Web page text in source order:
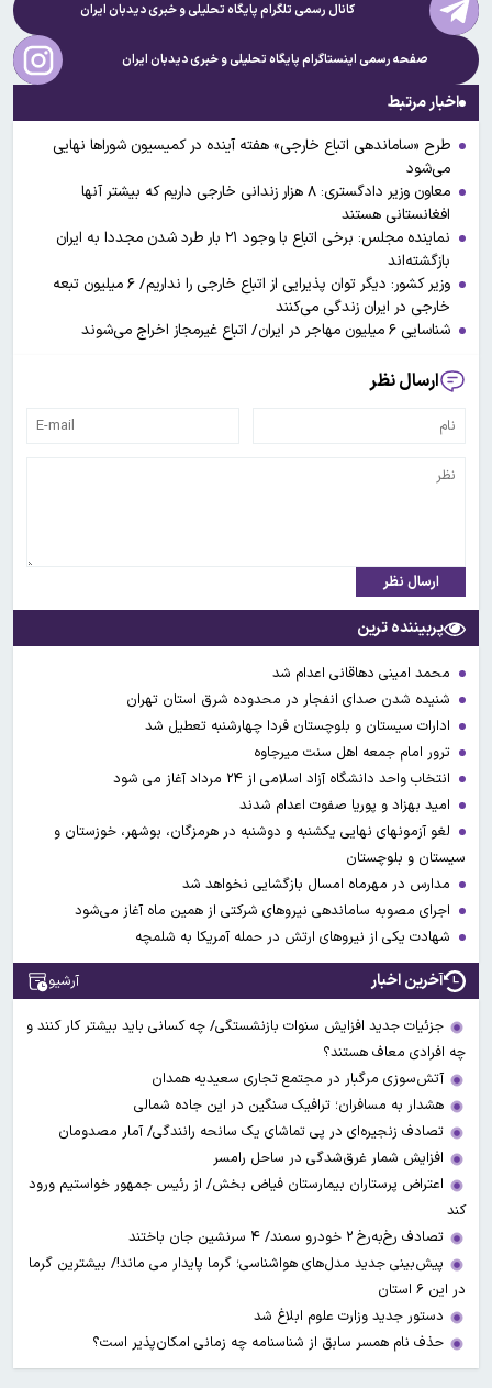
کانال رسمی تلگرام پایگاه تحلیلی و خبریدیدبان ایران
صفحه رسمی اینستاگرام پایگاه تحلیلی و خبریدیدبان ایران
اخبار مرتبط
طرح «ساماندهی اتباع خارجی» هفته آینده در کمیسیون شوراها نهایی
می‌شود
معاون وزیر دادگستری: ۸ هزار زندانی خارجی داریم که بیشتر آنها
افغانستانی هستند
نماینده مجلس: برخی اتباع با وجود ۲۱ بار طرد شدن مجددا به ایران
بازگشته‌اند
وزیر کشور:‌ دیگر توان پذیرایی از اتباع خارجی را نداریم‌/ ۶ میلیون تبعه
خارجی در ایران زندگی می‌کنند
شناسایی ۶ میلیون مهاجر در ایران/ اتباع غیرمجاز ‌اخراج می‌شوند
ارسال نظر
ارسال نظر
پربیننده ترین
محمد امینی دهاقانی اعدام شد
شنیده شدن صدای انفجار در محدوده شرق استان تهران
ادارات سیستان و بلوچستان فردا چهارشنبه تعطیل شد
ترور امام جمعه اهل سنت میرجاوه
انتخاب واحد دانشگاه آزاد اسلامی از ۲۴ مرداد آغاز می شود
امید بهزاد و پوریا صفوت اعدام شدند
لغو آزمونهای نهایی یکشنبه و دوشنبه در هرمزگان، بوشهر، خوزستان و
سیستان و بلوچستان
مدارس در مهرماه امسال بازگشایی نخواهد شد
اجرای مصوبه ساماندهی نیرو‌های شرکتی از همین ماه آغاز می‌شود
شهادت یکی از نیروهای ارتش در حمله آمریکا به شلمچه
آخرین اخبار آرشیو
جزئیات جدید افزایش سنوات بازنشستگی/ چه کسانی باید بیشتر کار کنند و
چه افرادی معاف هستند؟
آتش‌سوزی مرگبار در مجتمع تجاری سعیدیه همدان
هشدار به مسافران؛ ترافیک سنگین در این جاده شمالی
تصادف زنجیره‌ای در پی تماشای یک سانحه رانندگی/ آمار مصدومان
افزایش شمار غرق‌شدگی در ساحل رامسر
اعتراض پرستاران بیمارستان فیاض بخش/ از رئیس جمهور خواستیم ورود
کند
تصادف رخ‌به‌رخ ۲ خودرو سمند/ ۴ سرنشین جان باختند
پیش‌بینی جدید مدل‌های هواشناسی؛ گرما پایدار می ماند!/ بیشترین گرما
در این ۶ استان
دستور جدید وزارت علوم ابلاغ شد
حذف نام همسر سابق از شناسنامه چه زمانی امکان‌پذیر است؟